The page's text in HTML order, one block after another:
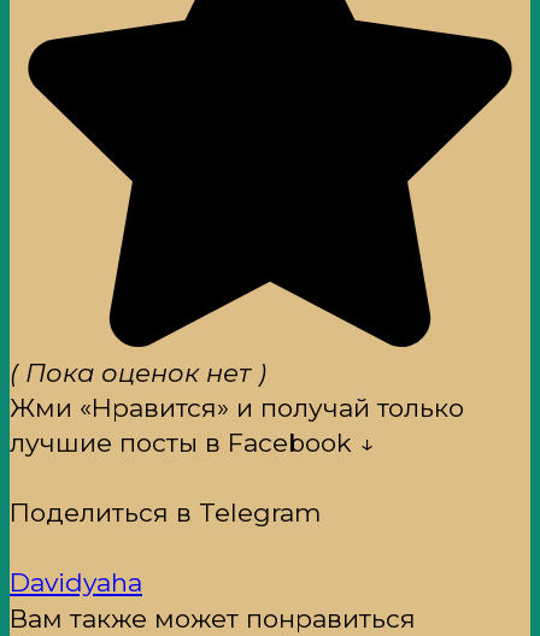
( Пока оценок нет )
Жми «Нравится» и получай только
лучшие посты в Facebook ↓
Поделиться в Telegram
Davidyaha
Вам также может понравиться